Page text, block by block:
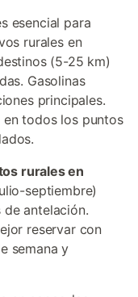
esencial para
rurales en
(5-25 km)
Gasolinas
principales.
todos los puntos
rurales en
septiembre)
de antelación.
reservar con
semana y